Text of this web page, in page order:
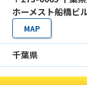
ホーメスト船橋ビ
MAP
千葉県